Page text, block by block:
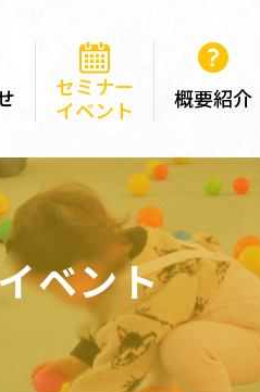
セミナー
イベント
概要紹介
ベント